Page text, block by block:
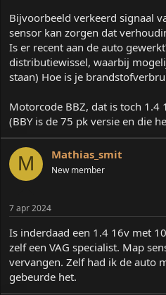
Bijvoorbeeld verkeerd signaal
sensor kan zorgen dat
Is er recent aan de auto
distributiewissel, waarbij
staan) Hoe is je
Motorcode BBZ, dat is toch 1.4
(BBY is de 75 pk versie en die
M Mathias_smit
New member
7 apr 2024
Is inderdaad een 1.4 16v met
zelf een VAG specialist. Map
vervangen. Zelf had ik de auto
gebeurde het.